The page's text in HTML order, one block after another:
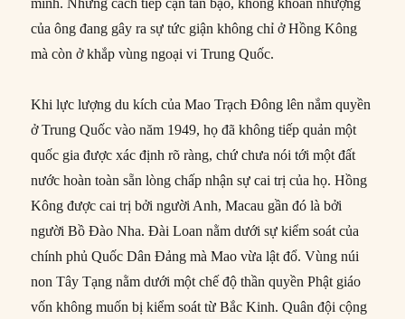
của ông đang gây ra sự tức giận không chỉ ở Hồng Kông
mà còn ở khắp vùng ngoại vi Trung Quốc.
Khi lực lượng du kích của Mao Trạch Đông lên nắm quyền
ở Trung Quốc vào năm 1949, họ đã không tiếp quản một
quốc gia được xác định rõ ràng, chứ chưa nói tới một đất
nước hoàn toàn sẵn lòng chấp nhận sự cai trị của họ. Hồng
Kông được cai trị bởi người Anh, Macau gần đó là bởi
người Bồ Đào Nha. Đài Loan nằm dưới sự kiểm soát của
chính phủ Quốc Dân Đảng mà Mao vừa lật đổ. Vùng núi
non Tây Tạng nằm dưới một chế độ thần quyền Phật giáo
vốn không muốn bị kiểm soát từ Bắc Kinh. Quân đội cộng